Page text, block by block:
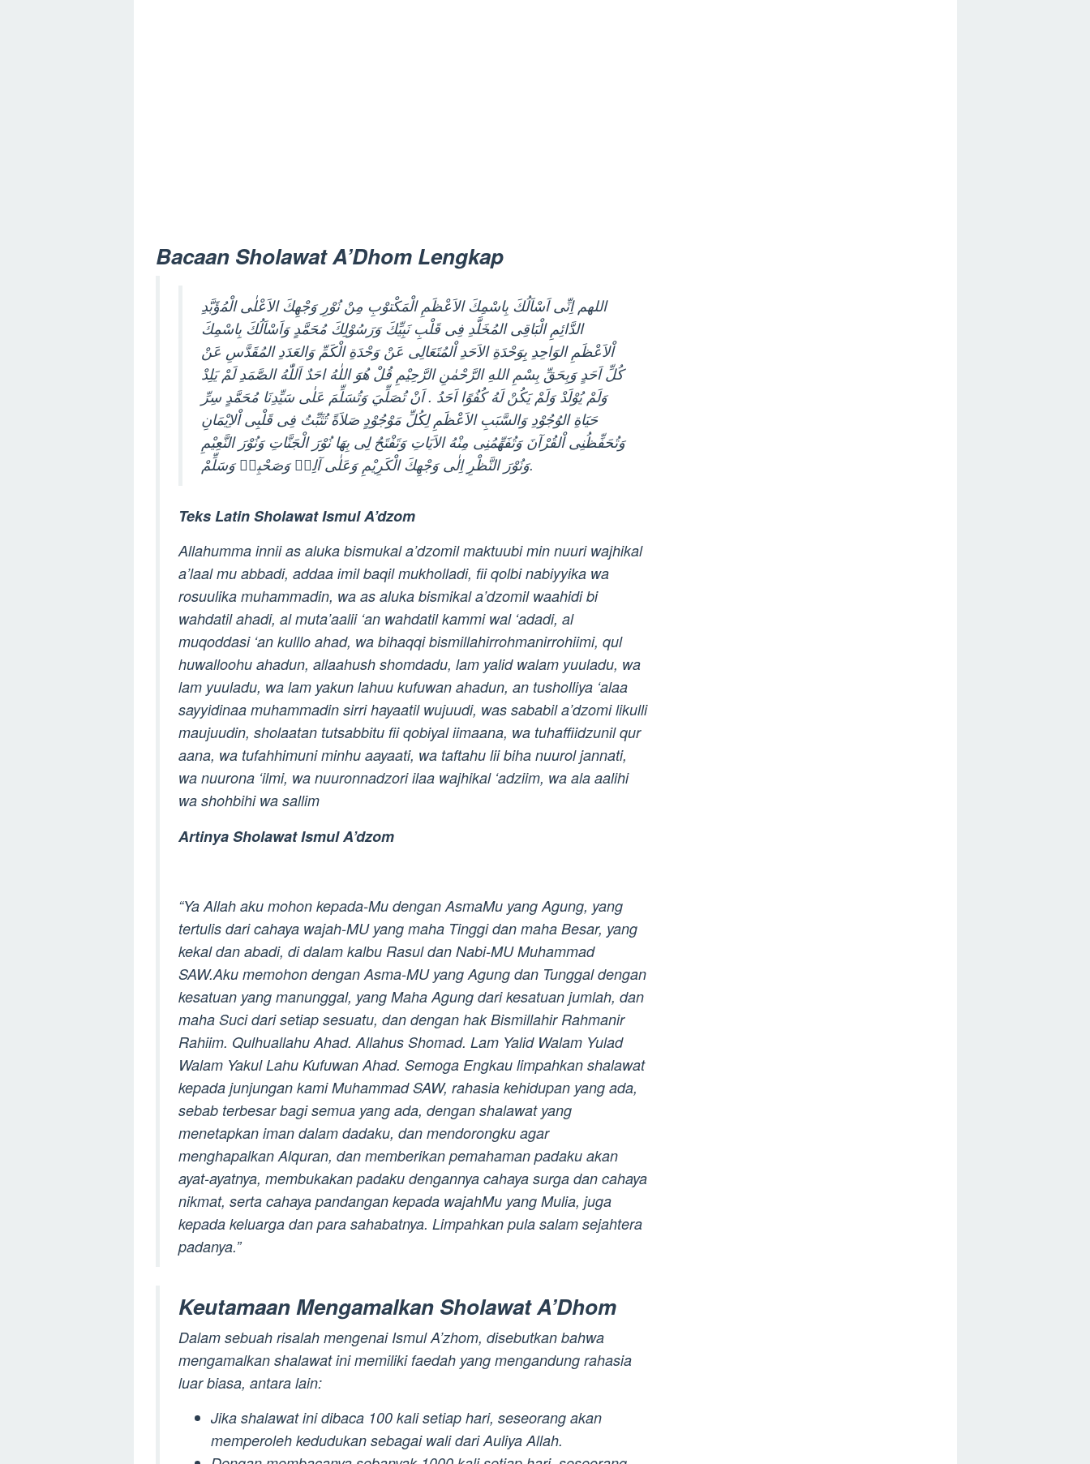
Bacaan Sholawat A’Dhom Lengkap
ﺍﻟﻠﻬﻢ ﺍِﻧِّﻰ ﺍَﺳْﺎَﻟُﻚَ ﺑِﺎﺳْﻤِﻚَ ﺍﻻَﻋْﻈَﻢِ ﺍﻟْﻤَﻜْﺘﻮْﺏِ ﻣِﻦْ ﻧُﻮْﺭِ ﻭَﺟْﻬِﻚَ ﺍﻻَﻋْﻠٰﻰ ﺍﻟْﻤُﺅَﺑَّﺪِ
ﺍﻟﺪَّﺍﺋِﻢِ ﺍﻟْﺒَﺎﻗِﻰ ﺍﻟﻤُﺨَﻠَّﺪِ ﻓِﻰ ﻗَﻠْﺐِ ﻧَﺒِﻴِّﻚَ ﻭَﺭَﺳُﻮْﻟِﻚَ ﻣُﺤَﻤَّﺪٍ ﻭَﺍَﺳْﺎَﻟُﻚَ ﺑِﺎﺳْﻤِﻚَ
ﺍْﻻَﻋْﻈَﻢِ ﺍﻟﻮَﺍﺣِﺪِ ﺑِﻮَﺣْﺪَﺓِ ﺍﻻَﺣَﺪِ ﺍْﻟﻤُﺘَﻌَﺎﻟِﻰ ﻋَﻦْ ﻭَﺣْﺪَﺓِ ﺍﻟْﻜَﻢِّ ﻭَﺍﻟﻌَﺪَﺩِ ﺍﻟﻤُﻘَﺪَّﺱِ ﻋَﻦْ
ﻛُﻞِّ ﺍَﺣَﺪٍ ﻭَﺑِﺤَﻖِّ ﺑِﺴْﻢِ ﺍﻟﻠﻪِ ﺍﻟﺮَّﺣْﻤٰﻦِ ﺍﻟﺮَّﺣِﻴْﻢِ ﻗُﻞْ ﻫُﻮَ ﺍﻟﻠٰﻪُ ﺍﺣَﺪٌ ﺍَﻟﻠّٰﻪُ ﺍﻟﺼَّﻤَﺪِ ﻟَﻢْ ﻳَﻠِﺪْ
ﻭَﻟَﻢْ ﻳُﻮْﻟَﺪْ ﻭَﻟَﻢْ ﻳَﻜُﻦْ ﻟَﻪُ ﻛُﻔُﻮًﺍ ﺍَﺣَﺪُ . ﺍَﻥْ ﺗُﺼَﻠِّﻲَ ﻭَﺗُﺴَﻠِّﻢَ ﻋَﻠٰﻰ ﺳَﻴِّﺪِﻧَﺎ ﻣُﺤَﻤَّﺪٍ ﺳِﺮِّ
ﺣَﻴَﺎﺓِ ﺍﻟﻮُﺟُﻮْﺩِ ﻭَﺍﻟﺴَّﺒَﺐِ ﺍﻻَﻋْﻈَﻢِ ﻟِﻜُﻞِّ ﻣَﻮْﺟُﻮْﺩٍ ﺻَﻼَﺓً ﺗُﺜَﺒِّﺖُ ﻓِﻰ ﻗَﻠْﺒِﻰ ﺍْﻻِﻳْﻤَﺎﻥِ
ﻭَﺗُﺤَﻔِّﻈُﻨِﻰ ﺍْﻟﻘُﺮْﺁﻥَ ﻭَﺗُﻔَﻬِّﻤُﻨِﻰ ﻣِﻨْﻪُ ﺍﻻَﻳَﺎﺕِ ﻭَﺗَﻔْﺘَﺢُ ﻟِﻰ ﺑِﻬَﺎ ﻧُﻮْﺭَ ﺍﻟْﺠَﻨَّﺎﺕِ ﻭَﻧُﻮْﺭَ ﺍﻟﻨَّﻌِﻴْﻢِ
ﻭَﻧُﻮْﺭَ ﺍﻟﻨَّﻈْﺮِ ﺍِﻟٰﻰ ﻭَﺟْﻬِﻚَ ﺍﻟْﻜَﺮِﻳْﻢِ ﻭَﻋَﻠٰﻰ ﺁﻟِﻪٖ ﻭَﺻَﺤْﺒِﻪٖ ﻭَﺳَﻠِّﻢْ.
Teks Latin Sholawat Ismul A’dzom
Allahumma innii as aluka bismukal a’dzomil maktuubi min nuuri wajhikal
a’laal mu abbadi, addaa imil baqil mukholladi, fii qolbi nabiyyika wa
rosuulika muhammadin, wa as aluka bismikal a’dzomil waahidi bi
wahdatil ahadi, al muta’aalii ‘an wahdatil kammi wal ‘adadi, al
muqoddasi ‘an kulllo ahad, wa bihaqqi bismillahirrohmanirrohiimi, qul
huwalloohu ahadun, allaahush shomdadu, lam yalid walam yuuladu, wa
lam yuuladu, wa lam yakun lahuu kufuwan ahadun, an tusholliya ‘alaa
sayyidinaa muhammadin sirri hayaatil wujuudi, was sababil a’dzomi likulli
maujuudin, sholaatan tutsabbitu fii qobiyal iimaana, wa tuhaffiidzunil qur
aana, wa tufahhimuni minhu aayaati, wa taftahu lii biha nuurol jannati,
wa nuurona ‘ilmi, wa nuuronnadzori ilaa wajhikal ‘adziim, wa ala aalihi
wa shohbihi wa sallim
Artinya Sholawat Ismul A’dzom
“Ya Allah aku mohon kepada-Mu dengan AsmaMu yang Agung, yang
tertulis dari cahaya wajah-MU yang maha Tinggi dan maha Besar, yang
kekal dan abadi, di dalam kalbu Rasul dan Nabi-MU Muhammad
SAW.Aku memohon dengan Asma-MU yang Agung dan Tunggal dengan
kesatuan yang manunggal, yang Maha Agung dari kesatuan jumlah, dan
maha Suci dari setiap sesuatu, dan dengan hak Bismillahir Rahmanir
Rahiim. Qulhuallahu Ahad. Allahus Shomad. Lam Yalid Walam Yulad
Walam Yakul Lahu Kufuwan Ahad. Semoga Engkau limpahkan shalawat
kepada junjungan kami Muhammad SAW, rahasia kehidupan yang ada,
sebab terbesar bagi semua yang ada, dengan shalawat yang
menetapkan iman dalam dadaku, dan mendorongku agar
menghapalkan Alquran, dan memberikan pemahaman padaku akan
ayat-ayatnya, membukakan padaku dengannya cahaya surga dan cahaya
nikmat, serta cahaya pandangan kepada wajahMu yang Mulia, juga
kepada keluarga dan para sahabatnya. Limpahkan pula salam sejahtera
padanya.”
Keutamaan Mengamalkan Sholawat A’Dhom
Dalam sebuah risalah mengenai Ismul A’zhom, disebutkan bahwa
mengamalkan shalawat ini memiliki faedah yang mengandung rahasia
luar biasa, antara lain:
Jika shalawat ini dibaca 100 kali setiap hari, seseorang akan
memperoleh kedudukan sebagai wali dari Auliya Allah.